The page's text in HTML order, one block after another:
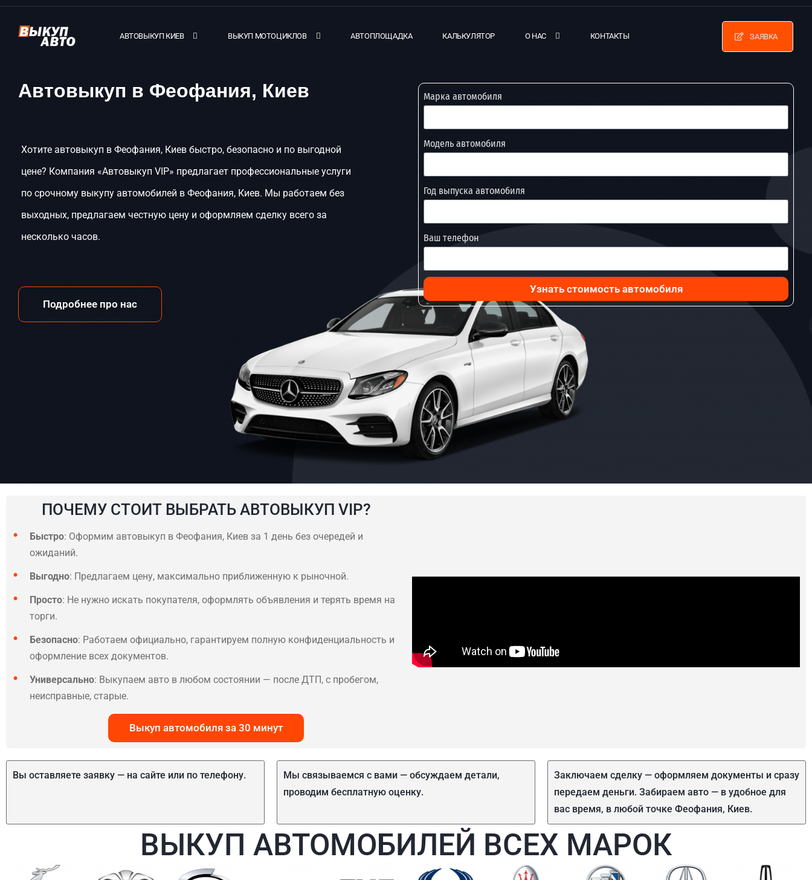
АВТОВЫКУП КИЕВ ВЫКУП МОТОЦИКЛОВ АВТОПЛОЩАДКА КАЛЬКУЛЯТОР О НАС КОНТАКТЫ ЗАЯВКА
Автовыкуп в Феофания, Киев
Хотите автовыкуп в Феофания, Киев быстро, безопасно и по выгодной
цене? Компания «Автовыкуп VIP» предлагает профессиональные услуги
по срочному выкупу автомобилей в Феофания, Киев. Мы работаем без
выходных, предлагаем честную цену и оформляем сделку всего за
несколько часов.
Подробнее про нас
Марка автомобиля
Модель автомобиля
Год выпуска автомобиля
Ваш телефон
Узнать стоимость автомобиля
ПОЧЕМУ СТОИТ ВЫБРАТЬ АВТОВЫКУП VIP?
Быстро: Оформим автовыкуп в Феофания, Киев за 1 день без очередей и
ожиданий.
Выгодно: Предлагаем цену, максимально приближенную к рыночной.
Просто: Не нужно искать покупателя, оформлять объявления и терять время на
торги.
Безопасно: Работаем официально, гарантируем полную конфиденциальность и
оформление всех документов.
Универсально: Выкупаем авто в любом состоянии — после ДТП, с пробегом,
неисправные, старые.
Выкуп автомобиля за 30 минут
Вы оставляете заявку — на сайте или по телефону.
Мы связываемся с вами — обсуждаем детали,
проводим бесплатную оценку.
Заключаем сделку — оформляем документы и сразу
передаем деньги. Забираем авто — в удобное для
вас время, в любой точке Феофания, Киев.
ВЫКУП АВТОМОБИЛЕЙ ВСЕХ МАРОК